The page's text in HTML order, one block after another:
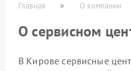
Главная О компании
О сервисном
В Кирове сервисные